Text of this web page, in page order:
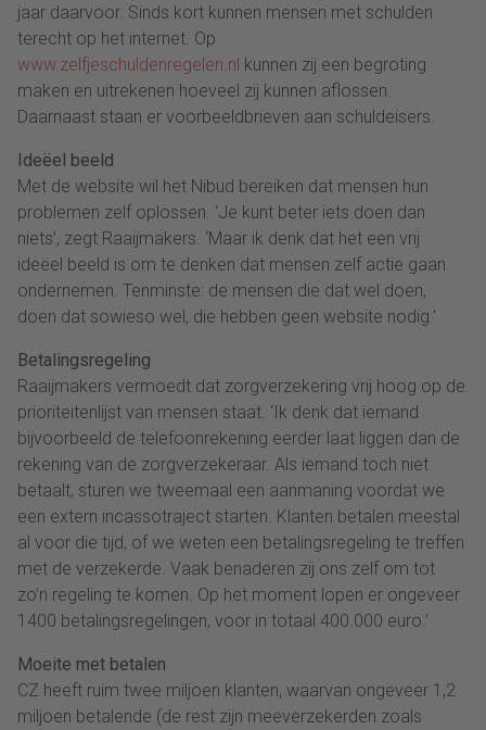
jaar daarvoor. Sinds kort kunnen mensen met schulden
terecht op het internet. Op
www.zelfjeschuldenregelen.nl kunnen zij een begroting
maken en uitrekenen hoeveel zij kunnen aflossen.
Daarnaast staan er voorbeeldbrieven aan schuldeisers.
Ideëel beeld
Met de website wil het Nibud bereiken dat mensen hun
problemen zelf oplossen. ‘Je kunt beter iets doen dan
niets’, zegt Raaijmakers. ‘Maar ik denk dat het een vrij
ideëel beeld is om te denken dat mensen zelf actie gaan
ondernemen. Tenminste: de mensen die dat wel doen,
doen dat sowieso wel, die hebben geen website nodig.’
Betalingsregeling
Raaijmakers vermoedt dat zorgverzekering vrij hoog op de
prioriteitenlijst van mensen staat. ‘Ik denk dat iemand
bijvoorbeeld de telefoonrekening eerder laat liggen dan de
rekening van de zorgverzekeraar. Als iemand toch niet
betaalt, sturen we tweemaal een aanmaning voordat we
een extern incassotraject starten. Klanten betalen meestal
al voor die tijd, of we weten een betalingsregeling te treffen
met de verzekerde. Vaak benaderen zij ons zelf om tot
zo’n regeling te komen. Op het moment lopen er ongeveer
1400 betalingsregelingen, voor in totaal 400.000 euro.’
Moeite met betalen
CZ heeft ruim twee miljoen klanten, waarvan ongeveer 1,2
miljoen betalende (de rest zijn meeverzekerden zoals